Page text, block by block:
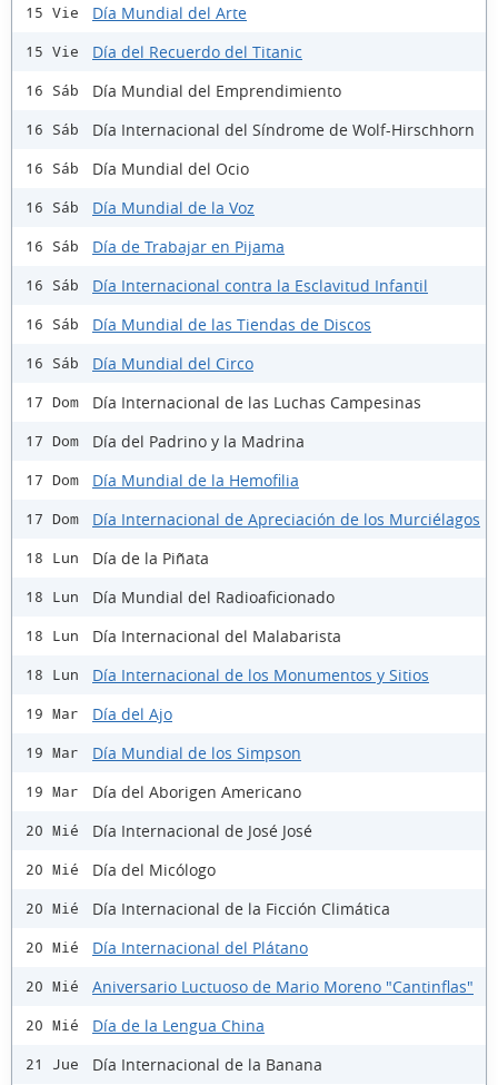
15 Vie Día Mundial del Arte
15 Vie Día del Recuerdo del Titanic
16 Sáb Día Mundial del Emprendimiento
16 Sáb Día Internacional del Síndrome de Wolf-Hirschhorn
16 Sáb Día Mundial del Ocio
16 Sáb Día Mundial de la Voz
16 Sáb Día de Trabajar en Pijama
16 Sáb Día Internacional contra la Esclavitud Infantil
16 Sáb Día Mundial de las Tiendas de Discos
16 Sáb Día Mundial del Circo
17 Dom Día Internacional de las Luchas Campesinas
17 Dom Día del Padrino y la Madrina
17 Dom Día Mundial de la Hemofilia
17 Dom Día Internacional de Apreciación de los Murciélagos
18 Lun Día de la Piñata
18 Lun Día Mundial del Radioaficionado
18 Lun Día Internacional del Malabarista
18 Lun Día Internacional de los Monumentos y Sitios
19 Mar Día del Ajo
19 Mar Día Mundial de los Simpson
19 Mar Día del Aborigen Americano
20 Mié Día Internacional de José José
20 Mié Día del Micólogo
20 Mié Día Internacional de la Ficción Climática
20 Mié Día Internacional del Plátano
20 Mié Aniversario Luctuoso de Mario Moreno "Cantinflas"
20 Mié Día de la Lengua China
21 Jue Día Internacional de la Banana